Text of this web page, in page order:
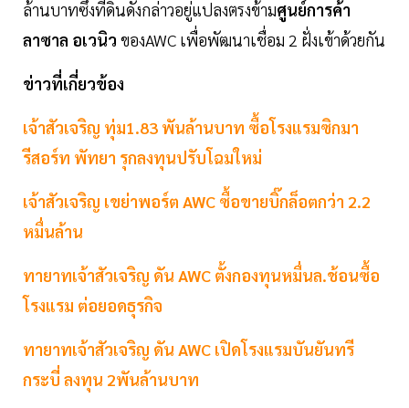
ล้านบาทซึ่งที่ดินดังกล่าวอยู่แปลงตรงข้ามศูนย์การค้า
ลาซาล อเวนิว ของAWC เพื่อพัฒนาเชื่อม 2 ฝั่งเข้าด้วยกัน
ข่าวที่เกี่ยวข้อง
เจ้าสัวเจริญ ทุ่ม1.83 พันล้านบาท ซื้อโรงแรมซิกมา
รีสอร์ท พัทยา รุกลงทุนปรับโฉมใหม่
เจ้าสัวเจริญ เขย่าพอร์ต AWC ซื้อขายบิ๊กล็อตกว่า 2.2
หมื่นล้าน
ทายาทเจ้าสัวเจริญ ดัน AWC ตั้งกองทุนหมื่นล.ช้อนซื้อ
โรงแรม ต่อยอดธุรกิจ
ทายาทเจ้าสัวเจริญ ดัน AWC เปิดโรงแรมบันยันทรี
กระบี่ ลงทุน 2พันล้านบาท